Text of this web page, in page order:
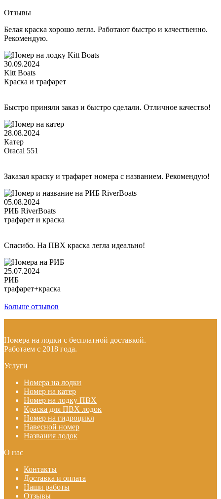
000 ₽.
Отзывы
Белая краска хорошо легла. Работают быстро и качественно.
Рекомендую.
30.09.2024
Kitt Boats
Краска и трафарет
Быстро приняли заказ и быстро сделали. Отличное качество!
28.08.2024
Катер
Oracal 551
Заказал краску и трафарет номера с названием. Рекомендую!
05.08.2024
РИБ RiverBoats
трафарет и краска
Спасибо. На ПВХ краска легла идеально!
25.07.2024
РИБ
трафарет+краска
Больше отзывов
Номера на лодки с бесплатной доставкой.
Работаем с 2018 года.
Услуги
Номера на лодки
Номер на катер
Номер на лодку ПВХ
Краска для ПВХ лодок
Номер на гидроцикл
Навесной номер
Названия лодок
О нас
Контакты
Доставка и оплата
Наши работы
Отзывы